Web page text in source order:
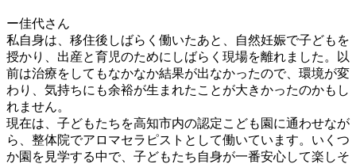
ー佳代さん
私自身は、移住後しばらく働いたあと、自然妊娠で子どもを
授かり、出産と育児のためにしばらく現場を離れました。以
前は治療をしてもなかなか結果が出なかったので、環境が変
わり、気持ちにも余裕が生まれたことが大きかったのかもし
れません。
現在は、子どもたちを高知市内の認定こども園に通わせなが
ら、整体院でアロマセラピストとして働いています。いくつ
か園を見学する中で、子どもたち自身が一番安心して楽しそ